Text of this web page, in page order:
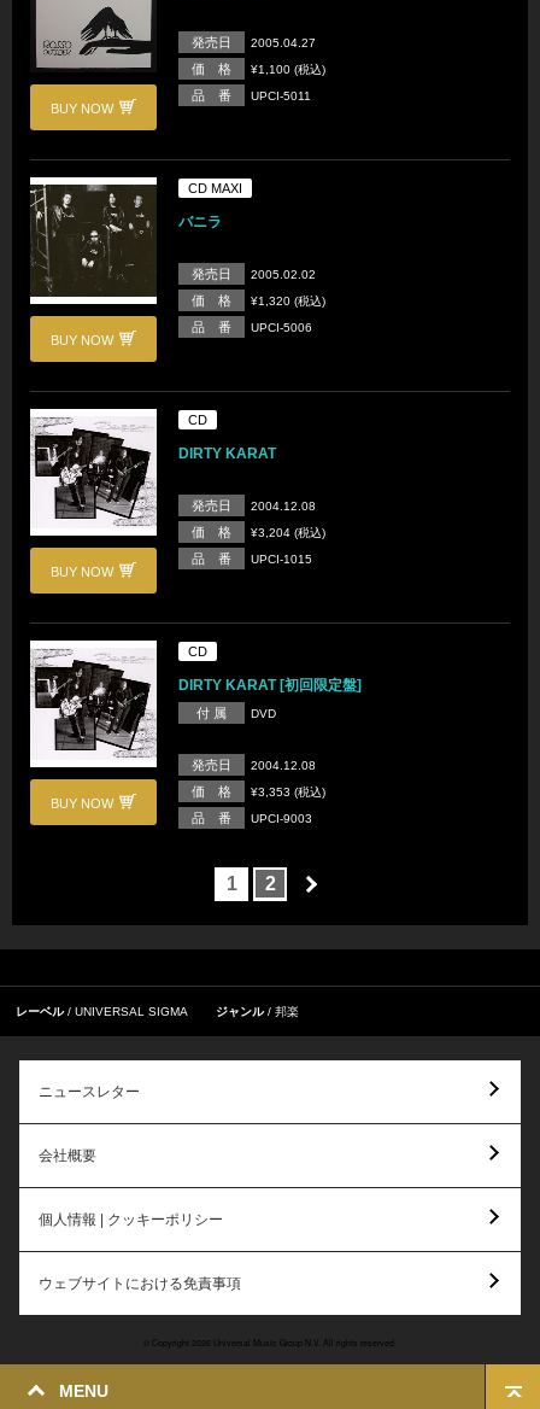
MENU
BUY NOW
発売日 2005.04.27
価 格 ¥1,100 (税込)
品 番 UPCI-5011
BUY NOW
CD MAXI
バニラ
発売日 2005.02.02
価 格 ¥1,320 (税込)
品 番 UPCI-5006
BUY NOW
CD
DIRTY KARAT
発売日 2004.12.08
価 格 ¥3,204 (税込)
品 番 UPCI-1015
BUY NOW
CD
DIRTY KARAT [初回限定盤]
付 属 DVD
発売日 2004.12.08
価 格 ¥3,353 (税込)
品 番 UPCI-9003
1 2
レーベル UNIVERSAL SIGMA ジャンル 邦楽
ニュースレター
会社概要
個人情報 | クッキーポリシー
ウェブサイトにおける免責事項
© Copyright 2026 Universal Music Group N.V. All rights reserved.